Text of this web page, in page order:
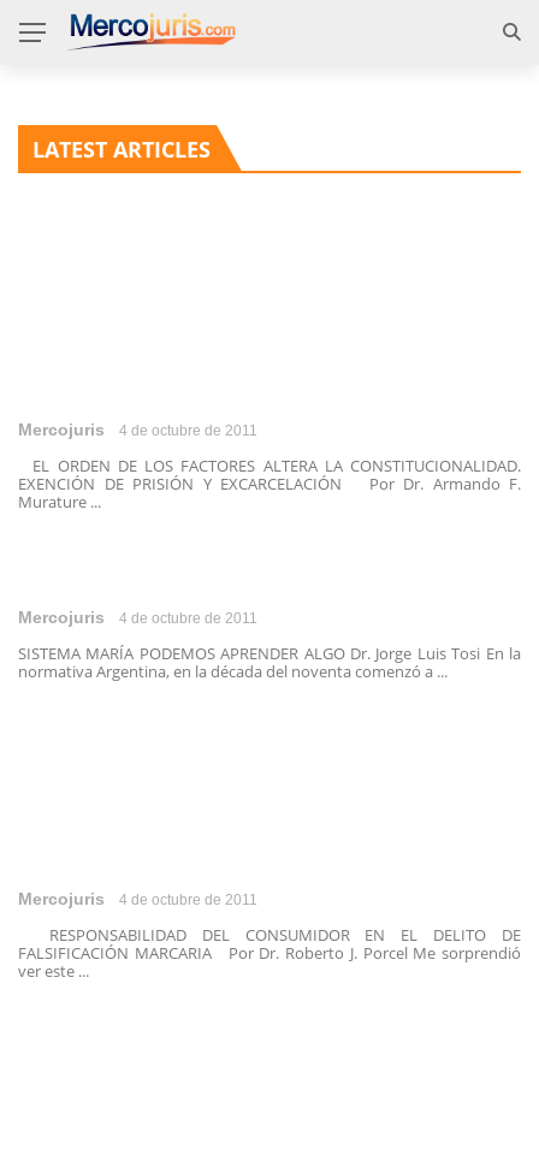
LATEST ARTICLES
Mercojuris 4 de octubre de 2011
EL ORDEN DE LOS FACTORES ALTERA LA CONSTITUCIONALIDAD.
EXENCIÓN DE PRISIÓN Y EXCARCELACIÓN Por Dr. Armando F.
Murature ...
Mercojuris 4 de octubre de 2011
SISTEMA MARÍA PODEMOS APRENDER ALGO Dr. Jorge Luis Tosi En la
normativa Argentina, en la década del noventa comenzó a ...
Mercojuris 4 de octubre de 2011
RESPONSABILIDAD DEL CONSUMIDOR EN EL DELITO DE
FALSIFICACIÓN MARCARIA Por Dr. Roberto J. Porcel Me sorprendió
ver este ...